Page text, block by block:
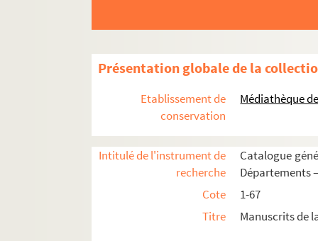
Présentation globale de la
Etablissement de
conservation
Médiathèque
Intitulé de l'instrument de
recherche
Catalogue
Départements
Cote
1-67
Titre
Manuscrits de
29. « L'honnête Languedocienne ou le tableau
31. « Question sur le chevalier de Vendosme »
32. « Tractatus theologicus de incarnatione
33. « La vie des premiers prétendus
34. « Lettres touchant l'administration du
35. Recueil factice de pièces imprimées et